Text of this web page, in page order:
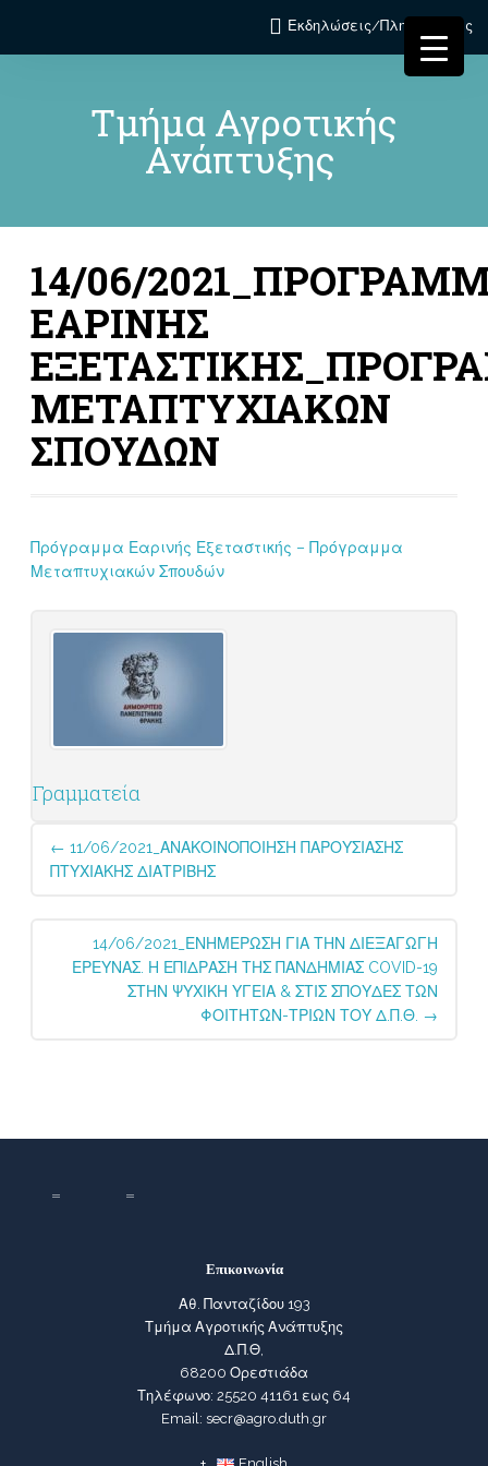
Εκδηλώσεις/Πληροφορίες
Τμήμα Αγροτικής
Ανάπτυξης
14/06/
ΕΑΡΙΝΗΣ
ΜΕΤΑΠΤΥΧΙΑΚΩΝ
ΣΠΟΥΔΩΝ
Πρόγραμμα Εαρινής Εξεταστικής – Πρόγραμμα
Μεταπτυχιακών Σπουδών
Γραμματεία
Post
navigation
← 11/06/2021_ΑΝΑΚΟΙΝΟΠΟΙΗΣΗ ΠΑΡΟΥΣΙΑΣΗΣ
ΠΤΥΧΙΑΚΗΣ ΔΙΑΤΡΙΒΗΣ
14/06/2021_ΕΝΗΜΕΡΩΣΗ ΓΙΑ ΤΗΝ ΔΙΕΞΑΓΩΓΗ
ΕΡΕΥΝΑΣ. Η ΕΠΙΔΡΑΣΗ ΤΗΣ ΠΑΝΔΗΜΙΑΣ COVID-19
ΣΤΗΝ ΨΥΧΙΚΗ ΥΓΕΙΑ & ΣΤΙΣ ΣΠΟΥΔΕΣ ΤΩΝ
ΦΟΙΤΗΤΩΝ-ΤΡΙΩΝ ΤΟΥ Δ.Π.Θ. →
Επικοινωνία
Αθ. Πανταζίδου 193
Τμήμα Αγροτικής Ανάπτυξης
Δ.Π.Θ,
68200 Ορεστιάδα
Τηλέφωνο: 25520 41161 εως 64
Email: secr@agro.duth.gr
English